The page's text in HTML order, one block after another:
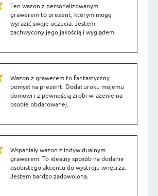
Ten wazon z personalizowanym
grawerem to prezent, którym mogę
wyrazić swoje uczucia. Jestem
zachwycony jego jakością i wyglądem.
Wazon z grawerem to fantastyczny
pomysł na prezent. Dodał uroku mojemu
domowi i z pewnością zrobi wrażenie na
osobie obdarowanej.
Wspaniały wazon z indywidualnym
grawerem. To idealny sposób na dodanie
osobistego akcentu do wystroju wnętrza.
Jestem bardzo zadowolona.